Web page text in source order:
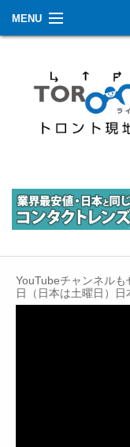
MENU
生活情報
その他
イベントカレンダー
About Us
YouTubeチャンネル
日（日本は土曜日）日